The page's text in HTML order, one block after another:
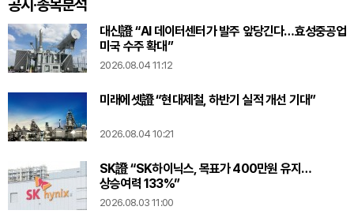
공시·종목분석
대신證 “AI 데이터센터가 발주 앞당긴다…효성중공업
미국 수주 확대”
2026.08.04 11:12
미래에셋證 “현대제철, 하반기 실적 개선 기대”
2026.08.04 10:21
SK證 “SK하이닉스, 목표가 400만원 유지…
상승여력 133%”
2026.08.03 11:00